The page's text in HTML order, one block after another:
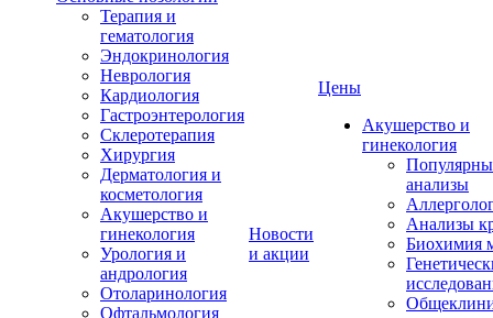
Терапия и
гематология
Эндокринология
Неврология
Кардиология
Гастроэнтерология
Склеротерапия
Хирургия
Дерматология и
косметология
Акушерство и
гинекология
Урология и
андрология
Отоларинология
Офтальмология
Новости
и акции
Цены
Акушерство и
гинекология
анализы
Анализы
Биохимия